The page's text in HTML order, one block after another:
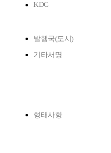
KDC
발행국(도시)
기타서명
형태사항